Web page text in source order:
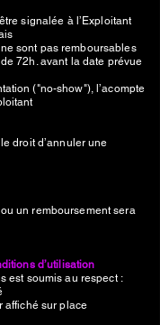
signalée à l’Exploitant
sont pas remboursables
72h. avant la date prévue
("no-show"), l’acompte
droit d’annuler une
un remboursement sera
d’utilisation
est soumis au respect :
affiché sur place